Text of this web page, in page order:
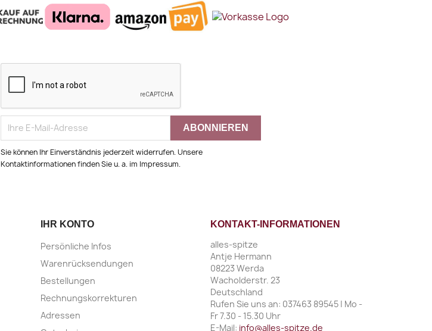
Sie können Ihr Einverständnis jederzeit widerrufen. Unsere
Kontaktinformationen finden Sie u. a. im Impressum.
IHR KONTO
Persönliche Infos
Warenrücksendungen
Bestellungen
Rechnungskorrekturen
Adressen
KONTAKT-INFORMATIONEN
alles-spitze
Antje Hermann
08223 Werda
Wacholderstr. 23
Deutschland
Rufen Sie uns an: 037463 89545 | Mo -
Fr 7.30 - 15.30 Uhr
E-Mail: info@alles-spitze.de